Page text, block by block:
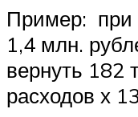
Пример: при
1,4 млн.
вернуть 182
расходов х